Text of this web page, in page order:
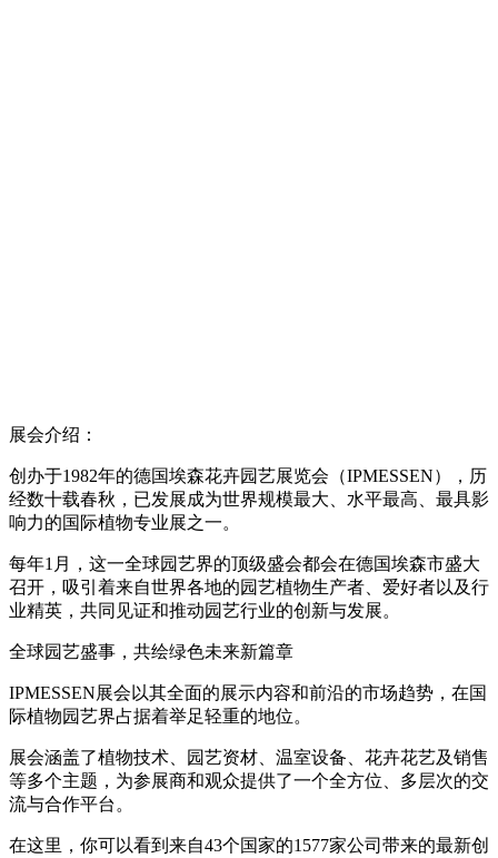
展会介绍：
创办于1982年的德国埃森花卉园艺展览会（IPMESSEN），历
经数十载春秋，已发展成为世界规模最大、水平最高、最具影
响力的国际植物专业展之一。
每年1月，这一全球园艺界的顶级盛会都会在德国埃森市盛大
召开，吸引着来自世界各地的园艺植物生产者、爱好者以及行
业精英，共同见证和推动园艺行业的创新与发展。
全球园艺盛事，共绘绿色未来新篇章
IPMESSEN展会以其全面的展示内容和前沿的市场趋势，在国
际植物园艺界占据着举足轻重的地位。
展会涵盖了植物技术、园艺资材、温室设备、花卉花艺及销售
等多个主题，为参展商和观众提供了一个全方位、多层次的交
流与合作平台。
在这里，你可以看到来自43个国家的1577家公司带来的最新创